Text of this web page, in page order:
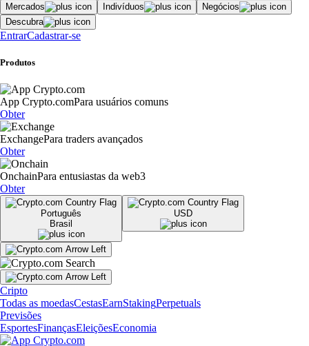
Mercados Indivíduos
Negócios
Descubra
EntrarCadastrar-se
Produtos
App Crypto.comPara usuários comuns
Obter
ExchangePara traders avançados
Obter
OnchainPara entusiastas da web3
Obter
Português
Brasil
USD
Cripto
Todas as moedasCestasEarnStakingPerpetuals
Previsões
EsportesFinançasEleiçõesEconomia